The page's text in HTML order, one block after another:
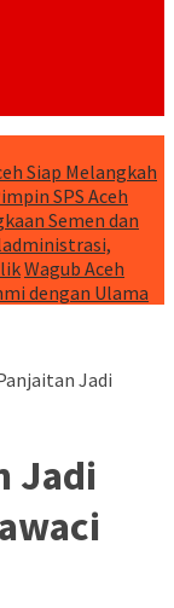
Siap Melangkah
SPS Aceh
Semen dan
Wagub Aceh
dengan Ulama
Jadi
Jadi